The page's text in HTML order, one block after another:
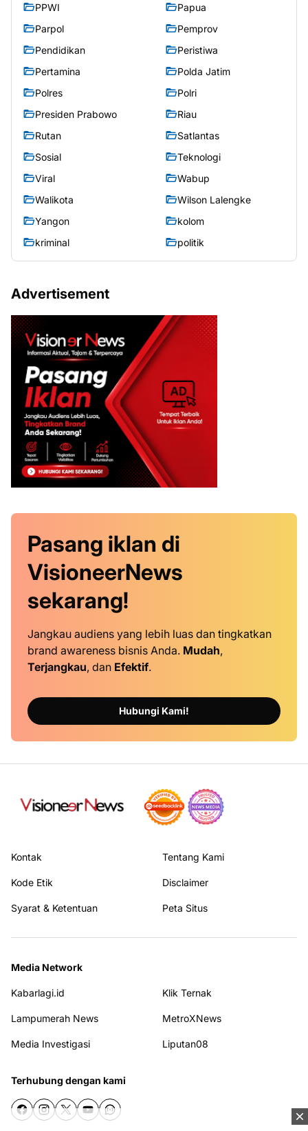
PPWI
Papua
Parpol
Pemprov
Pendidikan
Peristiwa
Pertamina
Polda Jatim
Polres
Polri
Presiden Prabowo
Riau
Rutan
Satlantas
Sosial
Teknologi
Viral
Wabup
Walikota
Wilson Lalengke
Yangon
kolom
kriminal
politik
Advertisement
Pasang iklan di
VisioneerNews
sekarang!
Jangkau audiens yang lebih luas dan tingkatkan
brand awareness bisnis Anda. Mudah,
Terjangkau, dan Efektif.
Hubungi Kami!
Kontak Tentang Kami
Kode Etik Disclaimer
Syarat & Ketentuan Peta Situs
Media Network
Kabarlagi.id Klik Ternak
Lampumerah News MetroXNews
Media Investigasi Liputan08
Terhubung dengan kami